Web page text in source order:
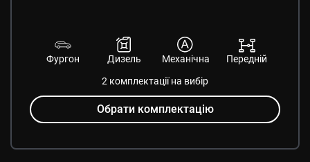
Фургон Дизель Механічна
Передній
2 комплектаціїна вибір
Обрати комплектацію